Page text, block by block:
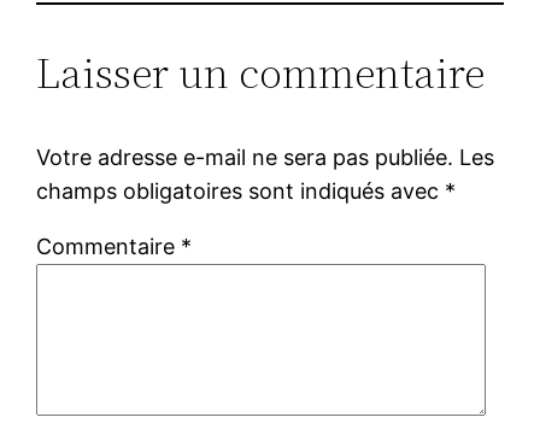
Laisser un commentaire
Votre adresse e-mail ne sera pas publiée. Les
champs obligatoires sont indiqués avec *
Commentaire *